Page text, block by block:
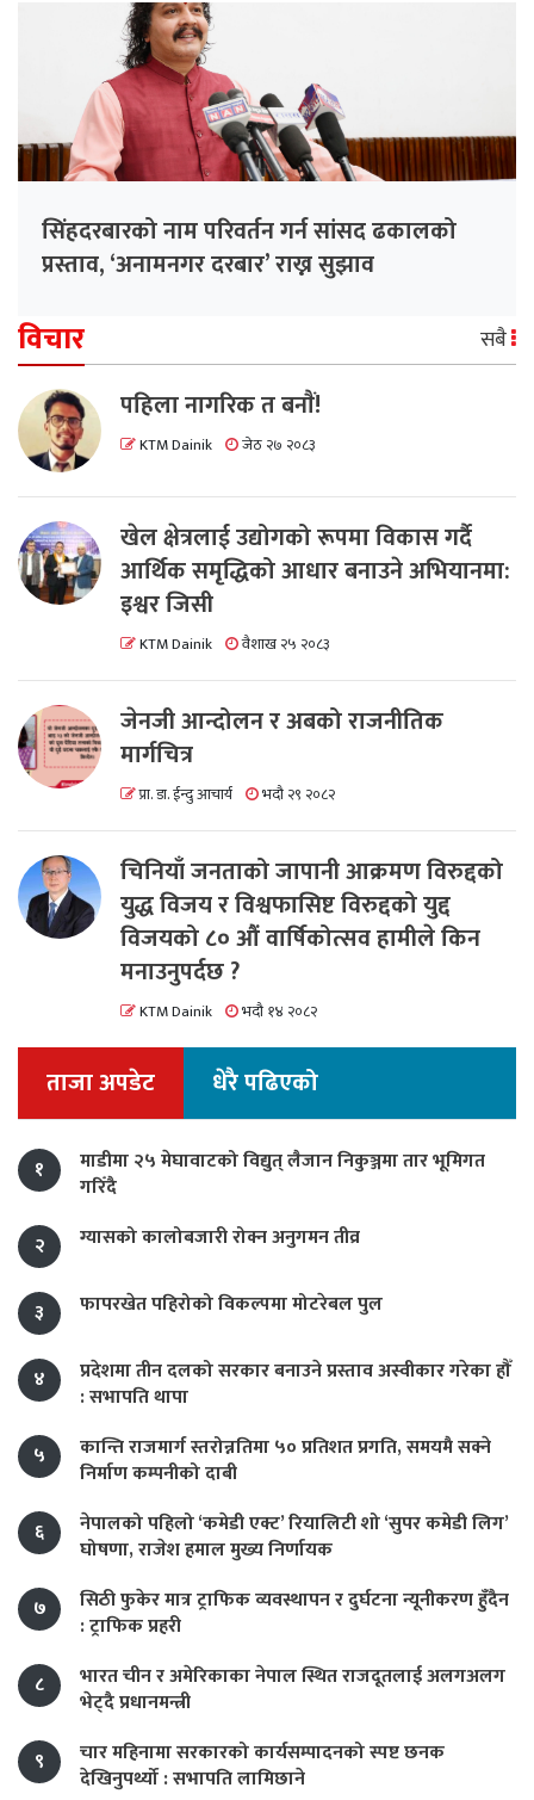
सिंहदरबारको नाम परिवर्तन गर्न सांसद ढकालको
प्रस्ताव, ‘अनामनगर दरबार’ राख्न सुझाव
विचार सबै
पहिला नागरिक त बनाैं!
KTM Dainik जेठ २७ २०८३
खेल क्षेत्रलाई उद्योगको रूपमा विकास गर्दै
आर्थिक समृद्धिको आधार बनाउने अभियानमा:
इश्वर जिसी
KTM Dainik वैशाख २५ २०८३
जेनजी आन्दोलन र अबको राजनीतिक
मार्गचित्र
प्रा. डा. ईन्दु आचार्य भदौ २९ २०८२
चिनियाँ जनताको जापानी आक्रमण विरुद्दको
युद्ध विजय र विश्वफासिष्ट विरुद्दको युद्द
विजयको ८० औं वार्षिकोत्सव हामीले किन
मनाउनुपर्दछ ?
KTM Dainik भदौ १४ २०८२
ताजा अपडेट धेरै पढिएको
१
माडीमा २५ मेघावाटको विद्युत् लैजान निकुञ्जमा तार भूमिगत
गरिँदै
२
ग्यासको कालोबजारी रोक्न अनुगमन तीव्र
३ फापरखेत पहिरोको विकल्पमा मोटरेबल पुल
४
प्रदेशमा तीन दलको सरकार बनाउने प्रस्ताव अस्वीकार गरेका हौँ
: सभापति थापा
५
कान्ति राजमार्ग स्तरोन्नतिमा ५० प्रतिशत प्रगति, समयमै सक्ने
निर्माण कम्पनीको दाबी
६
नेपालको पहिलो ‘कमेडी एक्ट’ रियालिटी शो ‘सुपर कमेडी लिग’
घोषणा, राजेश हमाल मुख्य निर्णायक
७
सिठी फुकेर मात्र ट्राफिक व्यवस्थापन र दुर्घटना न्यूनीकरण हुँदैन
: ट्राफिक प्रहरी
८
भारत चीन र अमेरिकाका नेपाल स्थित राजदूतलाई अलगअलग
भेट्दै प्रधानमन्त्री
९
चार महिनामा सरकारको कार्यसम्पादनको स्पष्ट छनक
देखिनुपर्थ्यो : सभापति लामिछाने